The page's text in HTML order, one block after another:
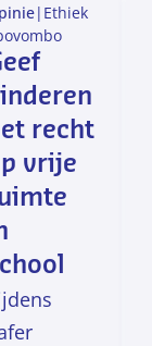
recht
vrije
| Ethiek
vombo